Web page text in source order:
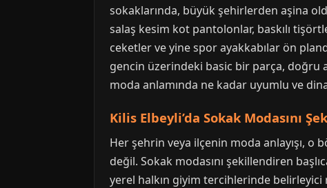
sokaklarında, büyük şehirlerden aşina
salaş kesim kot pantolonlar, baskılı
ceketler ve yine spor ayakkabılar ön
gencin üzerindeki basic bir parça, doğru
moda anlamında ne kadar uyumlu ve
Kilis Elbeyli’da Sokak Modasını
Her şehrin veya ilçenin moda anlayışı, o
değil. Sokak modasını şekillendiren
yerel halkın giyim tercihlerinde belirleyici